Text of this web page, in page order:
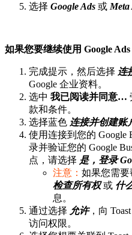
选择 Google Ads 或 Meta
如果您要继续使用 Google
完成提示，然后选择 连
Google 企业资料。
选中 我已阅读并同意…
款和条件。
选择蓝色 连接并创建账
使用连接到您的 Google
录并验证您的 Google
点，请选择 是，登录
注意： 如果您需
检查所有权或 什
息。
通过选择 允许，向
访问权限。